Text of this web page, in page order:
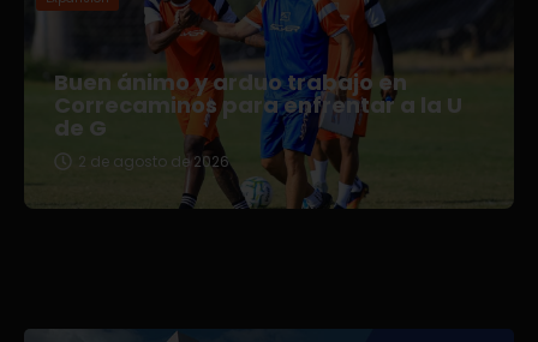
Buen ánimo y arduo trabajo en
Correcaminos para enfrentar a la U
de G
2 de agosto de 2026